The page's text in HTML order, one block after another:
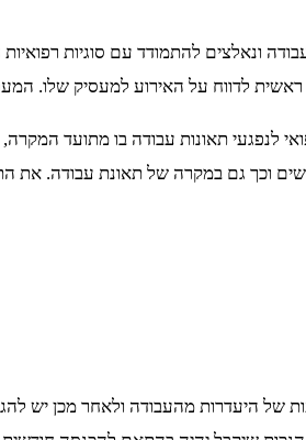
ונאלצים להתמודד עם סוגיות
לדווח על האירוע למעסיק שלו.
לנפגעי תאונות עבודה בו מתועד
במידה ומדובר על מחלת מקצוע יש להגיש תביעה מיום האבחון שלה
הביטוח הלאומי נקרא דמי פגיעה. את הפיצוי ניתן לקבל על